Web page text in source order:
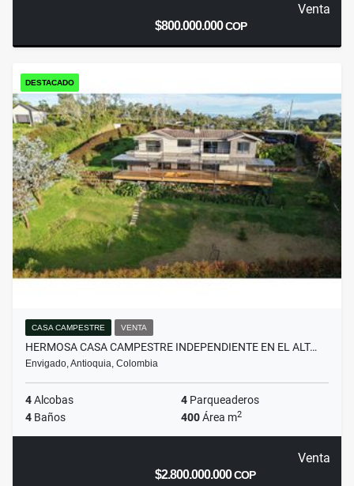
Venta
$800.000.000COP
DESTACADO
CASA CAMPESTRE VENTA
HERMOSA CASA CAMPESTRE INDEPENDIENTE EN EL ALT…
Envigado, Antioquia, Colombia
4Alcobas 4 Parqueaderos
4 Baños 400Área m2
Venta
$2.800.000.000COP